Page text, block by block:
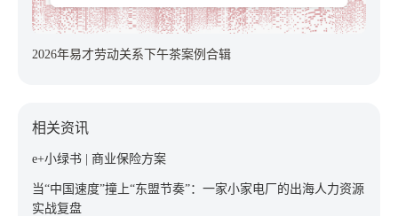
2026年易才劳动关系下午茶案例合辑
相关资讯
e+小绿书 | 商业保险方案
当“中国速度”撞上“东盟节奏”：一家小家电厂的出海人力资源
实战复盘